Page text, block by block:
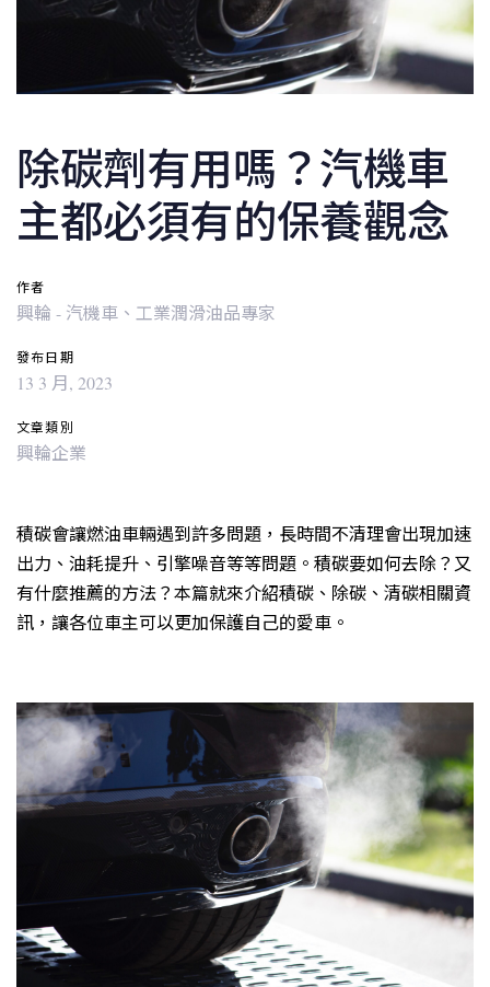
除碳劑有用嗎？汽機車
主都必須有的保養觀念
作者
興輪 - 汽機車、工業潤滑油品專家
發布日期
13 3 月, 2023
文章類別
興輪企業
積碳會讓燃油車輛遇到許多問題，長時間不清理會出現加速
出力、油耗提升、引擎噪音等等問題。積碳要如何去除？又
有什麼推薦的方法？本篇就來介紹積碳、除碳、清碳相關資
訊，讓各位車主可以更加保護自己的愛車。